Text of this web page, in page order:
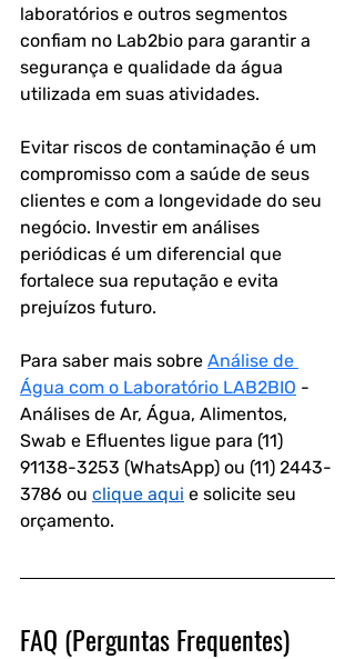
laboratórios e outros segmentos
confiam no Lab2bio para garantir a
segurança e qualidade da água
utilizada em suas atividades.
Evitar riscos de contaminação é um
compromisso com a saúde de seus
clientes e com a longevidade do seu
negócio. Investir em análises
periódicas é um diferencial que
fortalece sua reputação e evita
prejuízos futuro.
Para saber mais sobre Análise de
Água com o Laboratório LAB2BIO -
Análises de Ar, Água, Alimentos,
Swab e Efluentes ligue para (11)
91138-3253 (WhatsApp) ou (11) 2443-
3786 ou clique aqui e solicite seu
orçamento.
FAQ (Perguntas Frequentes)